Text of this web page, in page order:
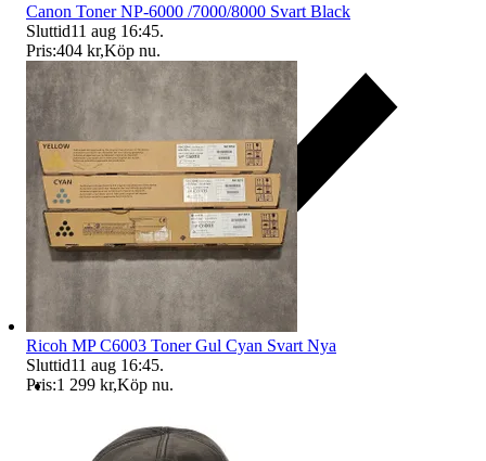
Canon Toner NP-6000 /7000/8000 Svart Black
Sluttid11 aug 16:45.
Pris:404 kr,Köp nu.
Ricoh MP C6003 Toner Gul Cyan Svart Nya
Sluttid11 aug 16:45.
Pris:1 299 kr,Köp nu.